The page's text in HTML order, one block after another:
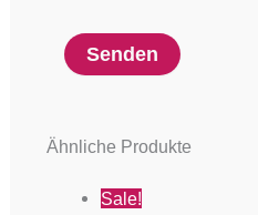
Ähnliche Produkte
Sale!